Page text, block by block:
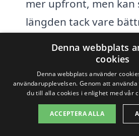
mer upfront, men kan
längden tack vare
Det är också viktigt att
installationsprocessen
väderförhållandena i
solförhållanden kan
Denna webbplats
cookies
Denna webbplats använder
användarupplevelsen. Genom att
du till alla cookies i enlighet med vår
ACCEPTERA ALLA